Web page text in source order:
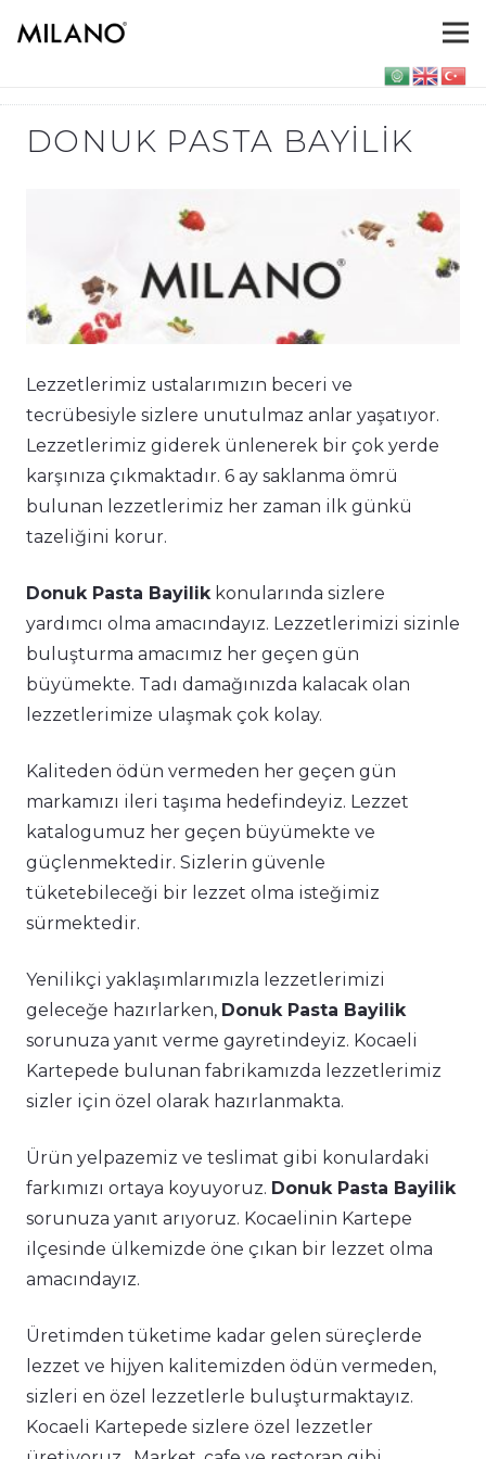
DONUK PASTA BAYILIK
Lezzetlerimiz ustalarımızın beceri ve
tecrübesiyle sizlere unutulmaz anlar yaşatıyor.
Lezzetlerimiz giderek ünlenerek bir çok yerde
karşınıza çıkmaktadır. 6 ay saklanma ömrü
bulunan lezzetlerimiz her zaman ilk günkü
tazeliğini korur.
Donuk Pasta Bayilikkonularında sizlere
yardımcı olma amacındayız. Lezzetlerimizi sizinle
buluşturma amacımız her geçen gün
büyümekte. Tadı damağınızda kalacak olan
lezzetlerimize ulaşmak çok kolay.
Kaliteden ödün vermeden her geçen gün
markamızı ileri taşıma hedefindeyiz. Lezzet
katalogumuz her geçen büyümekte ve
güçlenmektedir. Sizlerin güvenle
tüketebileceği bir lezzet olma isteğimiz
sürmektedir.
Yenilikçi yaklaşımlarımızla lezzetlerimizi
geleceğe hazırlarken, Donuk Pasta Bayilik
sorunuza yanıt verme gayretindeyiz. Kocaeli
Kartepede bulunan fabrikamızda lezzetlerimiz
sizler için özel olarak hazırlanmakta.
Ürün yelpazemiz ve teslimat gibi konulardaki
farkımızı ortaya koyuyoruz. Donuk Pasta Bayilik
sorunuza yanıt arıyoruz. Kocaelinin Kartepe
ilçesinde ülkemizde öne çıkan bir lezzet olma
amacındayız.
Üretimden tüketime kadar gelen süreçlerde
lezzet ve hijyen kalitemizden ödün vermeden,
sizleri en özel lezzetlerle buluşturmaktayız.
Kocaeli Kartepede sizlere özel lezzetler